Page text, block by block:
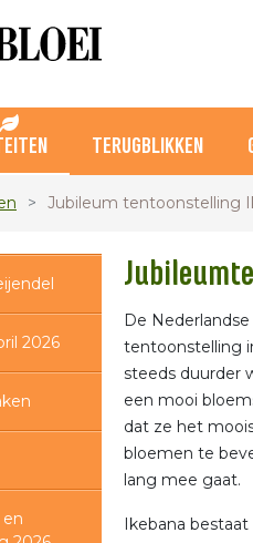
TERUGBLIKKEN
Jubileum tentoonstelling
2026
De
tentoonstelling
steeds duurder
een mooi
dat ze het
bloemen te
lang mee gaat.
Ikebana